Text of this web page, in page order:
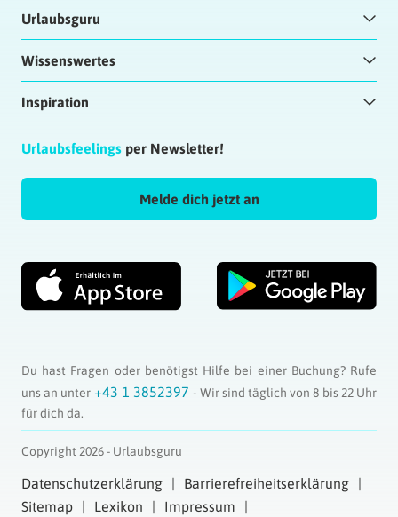
Urlaubsguru
Wissenswertes
Inspiration
Urlaubsfeelings per Newsletter!
Melde dich jetzt an
Du hast Fragen oder benötigst Hilfe bei einer Buchung? Rufe
uns an unter +43 1 3852397- Wir sind täglich von 8 bis 22 Uhr
für dich da.
Copyright 2026 - Urlaubsguru
Datenschutzerklärung
Barrierefreiheitserklärung
Sitemap
Lexikon Impressum